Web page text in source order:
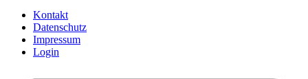
Kontakt
Datenschutz
Impressum
Login